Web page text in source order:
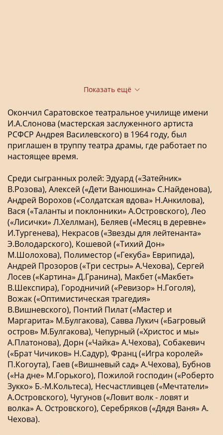
Показать ещё
Окончил Саратовское театральное училище имени
И.А.Слонова (мастерская заслуженного артиста
РСФСР Андрея Василевского) в 1964 году, был
приглашен в труппу театра драмы, где работает по
настоящее время.
Среди сыгранных ролей: Эдуард («Затейник»
В.Розова), Алексей («Дети Ванюшина» С.Найденова),
Андрей Ворохов («Солдатская вдова» Н.Анкилова),
Вася («Таланты и поклонники» А.Островского), Лео
(«Лисички» Л.Хеллман), Беляев («Месяц в деревне»
И.Тургенева), Некрасов («Звезды для лейтенанта»
Э.Володарского), Кошевой («Тихий Дон»
М.Шолохова), Полиместор («Гекуба» Еврипида),
Андрей Прозоров («Три сестры» А.Чехова), Сергей
Лосев («Картина» Д.Гранина), Макбет («Макбет»
В.Шекспира), Городничий («Ревизор» Н.Гоголя),
Вожак («Оптимистическая трагедия»
В.Вишневского), Понтий Пилат («Мастер и
Маргарита» М.Булгакова), Савва Лукич («Багровый
остров» М.Булгакова), Чепурный («Христос и мы»
А.Платонова), Дорн («Чайка» А.Чехова), Собакевич
(«Брат Чичиков» Н.Садур), Франц («Игра королей»
П.Когоута), Гаев («Вишневый сад» А.Чехова), Бубнов
(«На дне» М.Горького), Пожилой господин («Роберто
Зукко» Б.-М.Кольтеса), Несчастливцев («Мечтатели»
А.Островского), Чугунов («Ловит волк - ловят и
волка» А. Островского), Серебряков («Дядя Ваня» А.
Чехова).